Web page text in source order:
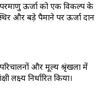
ऊर्जा को एक विकल्प के
और बड़े पैमाने पर ऊर्जा प्रदान
और मूल्य श्रृंखला में
लक्ष्य निर्धारित किया।